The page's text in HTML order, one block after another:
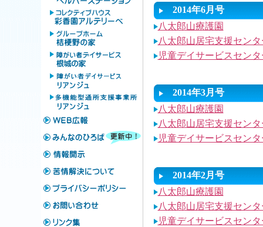
2014年6月号
八太郎山療護園
八太郎山居宅支援センタ
児童デイサービスセン
2014年3月号
八太郎山療護園
八太郎山居宅支援センタ
児童デイサービスセン
2014年2月号
八太郎山療護園
八太郎山居宅支援センタ
児童デイサービスセン